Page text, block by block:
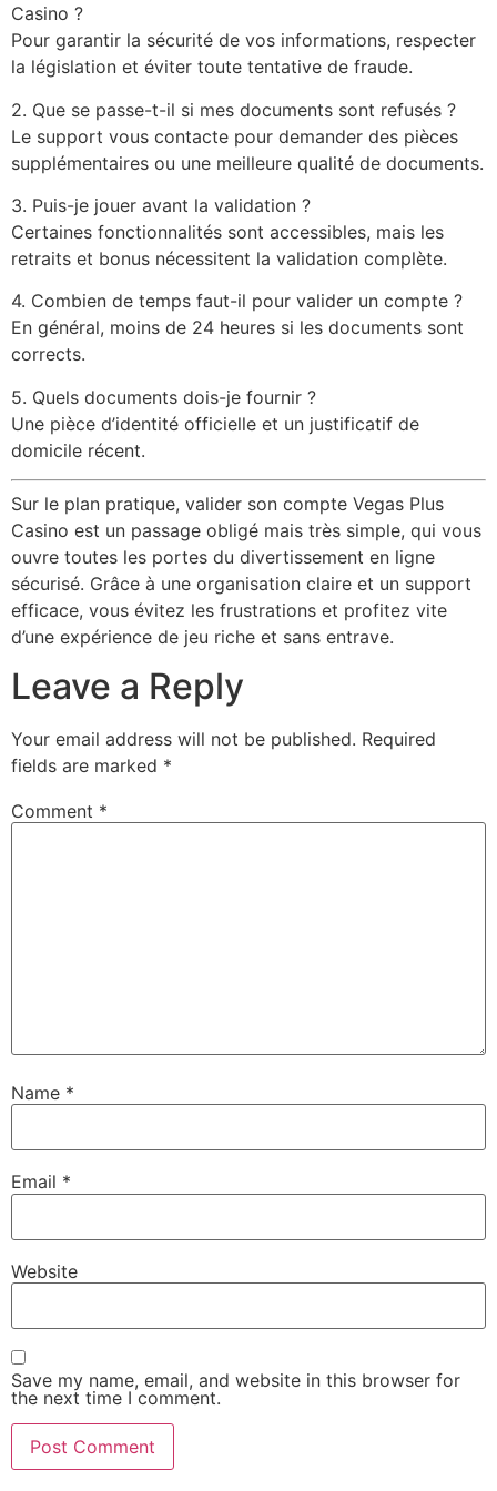
Casino ?
Pour garantir la sécurité de vos informations, respecter
la législation et éviter toute tentative de fraude.
2. Que se passe-t-il si mes documents sont refusés ?
Le support vous contacte pour demander des pièces
supplémentaires ou une meilleure qualité de documents.
3. Puis-je jouer avant la validation ?
Certaines fonctionnalités sont accessibles, mais les
retraits et bonus nécessitent la validation complète.
4. Combien de temps faut-il pour valider un compte ?
En général, moins de 24 heures si les documents sont
corrects.
5. Quels documents dois-je fournir ?
Une pièce d’identité officielle et un justificatif de
domicile récent.
Sur le plan pratique, valider son compte Vegas Plus
Casino est un passage obligé mais très simple, qui vous
ouvre toutes les portes du divertissement en ligne
sécurisé. Grâce à une organisation claire et un support
efficace, vous évitez les frustrations et profitez vite
d’une expérience de jeu riche et sans entrave.
Leave a Reply
Your email address will not be published. Required
fields are marked *
Comment *
Name *
Email *
Website
Save my name, email, and website in this browser for
the next time I comment.